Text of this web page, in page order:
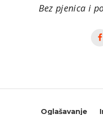
Bez pjenica i
Oglašavanje